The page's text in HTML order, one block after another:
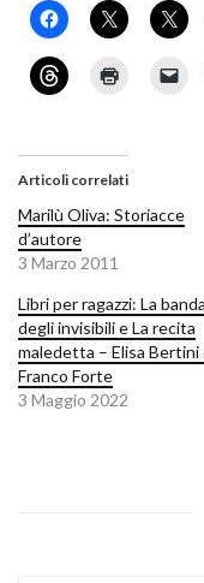
Articoli correlati
Marilù Oliva: Storiacce
d’autore
3 Marzo 2011
Libri per ragazzi: La banda
degli invisibili e La recita
maledetta – Elisa Bertini
Franco Forte
3 Maggio 2022